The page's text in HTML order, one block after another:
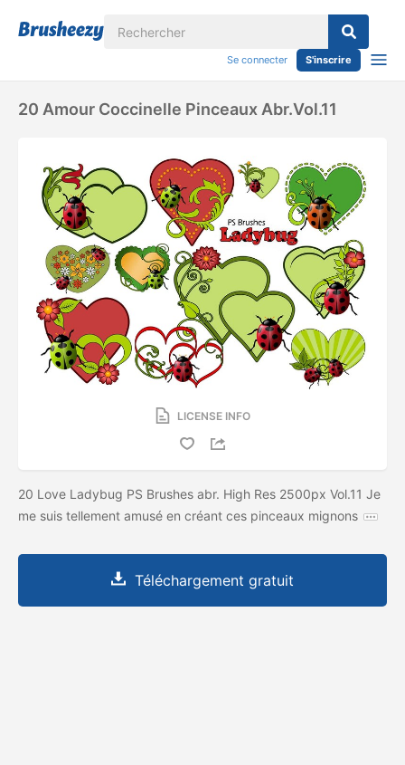
Se connecter S'inscrire
20 Amour Coccinelle Pinceaux Abr.vol.11
LICENSE INFO
20 Love Ladybug PS Brushes abr. High Res 2500px Vol.11 Je
me suis tellement amusé en créant ces pinceaux mignons
Téléchargement gratuit